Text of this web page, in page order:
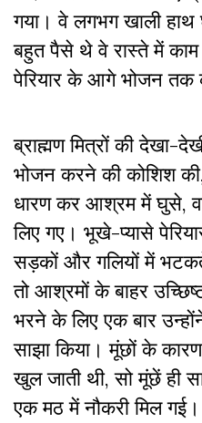
गया। वे लगभग खाली
बहुत पैसे थे वे रास्ते में
पेरियार के आगे भोजन तक
ब्राह्मण मित्रों की देखा-
भोजन करने की कोशिश
धारण कर आश्रम में घुसे,
लिए गए। भूखे-प्यासे
सड़कों और गलियों में
तो आश्रमों के बाहर
भरने के लिए एक बार
साझा किया। मूंछों के
खुल जाती थी, सो मूंछें ही
एक मठ में नौकरी मिल